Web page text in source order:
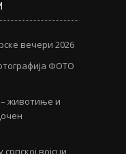
вечери 2026
ФОТО
– животиње и
војсци